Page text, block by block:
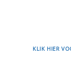
KLIK HIER